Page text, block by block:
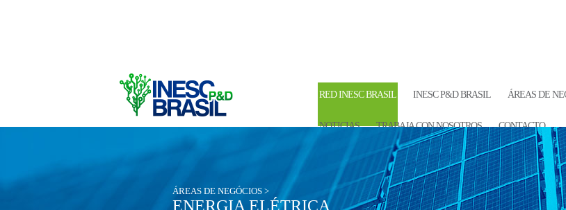
RED INESC BRASIL INESC P&D BRASIL ÁREAS DE
NOTICIAS TRABAJA CON NOSOTROS CONTACTO
ÁREAS DE NEGÓCIOS >
ENERGIA ELÉTRICA